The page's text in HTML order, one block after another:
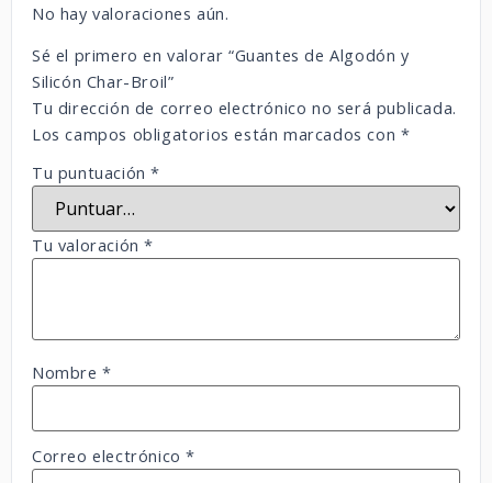
No hay valoraciones aún.
Sé el primero en valorar “Guantes de Algodón y
Silicón Char-Broil”
Tu dirección de correo electrónico no será publicada.
Los campos obligatorios están marcados con *
Tu puntuación*
Tu valoración*
Nombre*
Correo electrónico*